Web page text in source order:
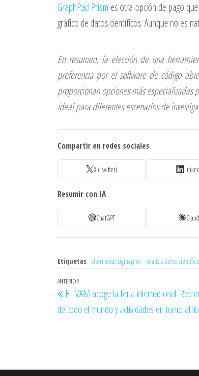
GraphPad Prism es otra opción de pago
gráfico de datos científicos. Aunque no es
En resumen, la elección de una
preferencia por el software de código
proporcionan opciones más especializadas
ideal para diferentes escenarios de
Compartir en redes sociales
X (Twitter)
Resumir con IA
ChatGPT
Etiquetas alternativas sigmaplot análisis datos
Navegación
de
entradas
Entrada
anterior
ANTERIOR
El IVAM acoge la feria internacional
de todo el mundo y actividades en torno al